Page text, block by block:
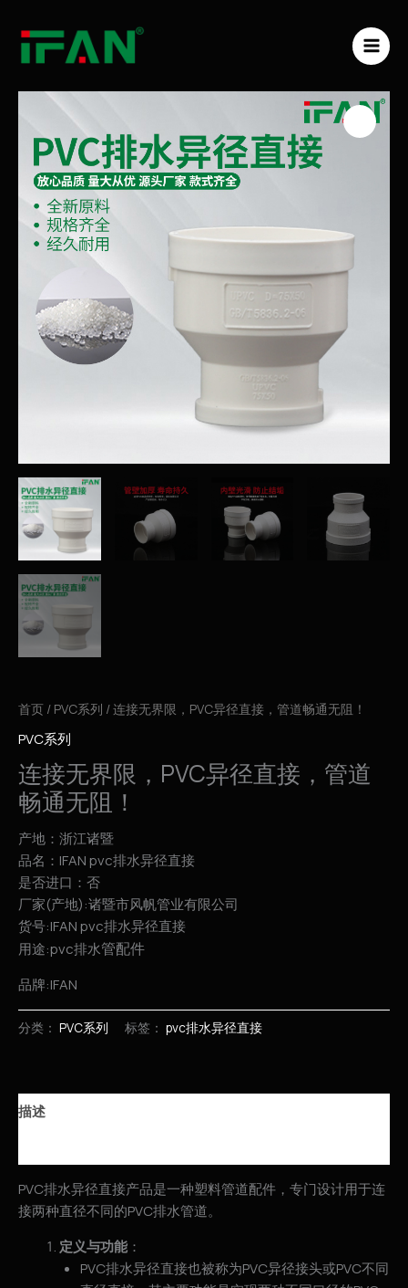
首页 / PVC系列 / 连接无界限，PVC异径直接，管道畅通无阻！
PVC系列
连接无界限，PVC异径直接，管道
畅通无阻！
产地：浙江诸暨
品名：IFAN pvc排水异径直接
是否进口：否
厂家(产地):诸暨市风帆管业有限公司
货号:IFAN pvc排水异径直接
用途:pvc排水管配件
品牌:IFAN
分类： PVC系列 标签： pvc排水异径直接
描述
PVC排水异径直接产品是一种塑料管道配件，专门设计用于连
接两种直径不同的PVC排水管道。
定义与功能 ：
PVC排水异径直接也被称为PVC异径接头或PVC不同